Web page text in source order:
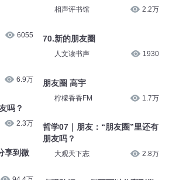
6055
6.9万
吗？
2.3万
享到微
相声评书馆 2.2万
70.新的朋友圈
人文读书声 1930
朋友圈 高宇
柠檬香香FM 1.7万
哲学07｜朋友：“朋友圈”里还有
朋友吗？
大观天下志 2.8万